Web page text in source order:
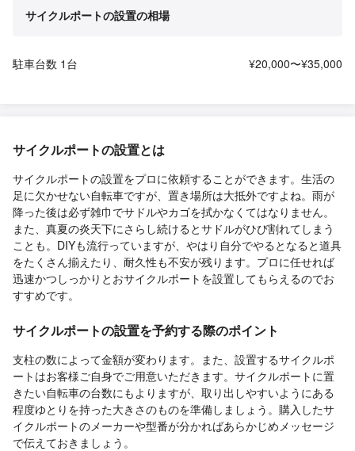
サイクルポートの設置の相場
駐車台数 1台 ¥20,000〜¥35,000
サイクルポートの設置とは
サイクルポートの設置をプロに依頼することができます。生活の
足に欠かせない自転車ですが、置き場所は大抵外ですよね。雨が
降った後は必ず雑巾でサドルやカゴを拭かなくてはなりません。
また、真夏の炎天下にさらし続けるとサドルがひび割れてしまう
ことも。DIYも流行っていますが、やはり自分でやるとなると道具
をたくさん揃えたり、耐久性も不安が残ります。プロに任せれば
迅速かつしっかりとおサイクルポートを設置してもらえるのでお
すすめです。
サイクルポートの設置を予約する際のポイント
支柱の数によって金額が変わります。また、設置するサイクルポ
ートはお客様ご自身でご用意いただきます。サイクルポートに置
きたい自転車の台数にもよりますが、取り出しやすいようにある
程度ゆとりを持った大きさのものを準備しましょう。購入したサ
イクルポートのメーカーや型番が分かればあらかじめメッセージ
で伝えておきましょう。